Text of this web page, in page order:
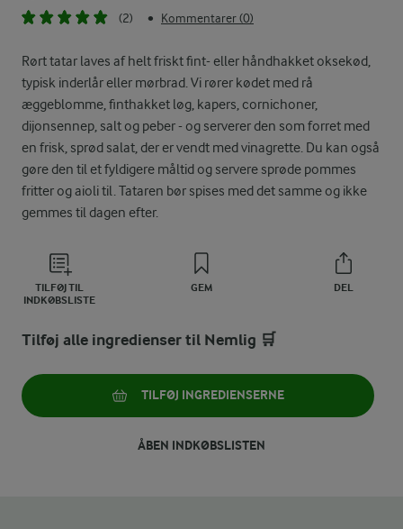
(2)
• Kommentarer (0)
Rørt tatar laves af helt friskt fint- eller håndhakket oksekød,
typisk inderlår eller mørbrad. Vi rører kødet med rå
æggeblomme, finthakket løg, kapers, cornichoner,
dijonsennep, salt og peber - og serverer den som forret med
en frisk, sprød salat, der er vendt med vinagrette. Du kan også
gøre den til et fyldigere måltid og servere sprøde pommes
fritter og aioli til. Tataren bør spises med det samme og ikke
gemmes til dagen efter.
TILFØJ TIL
INDKØBSLISTE
GEM DEL
Tilføj alle ingredienser til Nemlig 🛒
TILFØJ INGREDIENSERNE
ÅBEN INDKØBSLISTEN